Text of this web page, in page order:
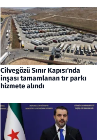
Cilvegözü Sınır Kapısı'nda
inşası tamamlanan tır parkı
hizmete alındı